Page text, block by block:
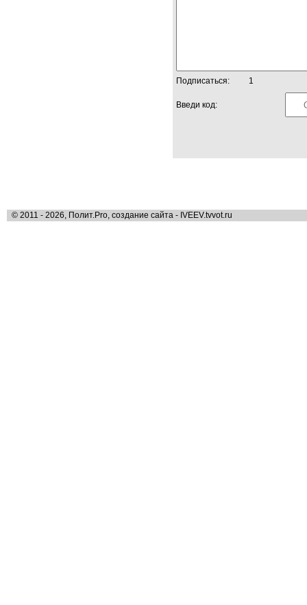
Подписаться: 1
Введи код:
© 2011 - 2026, Полит.Pro, создание сайта - IVEEV.tvvot.ru